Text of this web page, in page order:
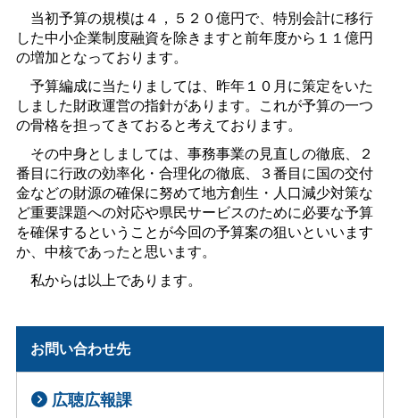
当初予算の規模は４，５２０億円で、特別会計に移行
した中小企業制度融資を除きますと前年度から１１億円
の増加となっております。
予算編成に当たりましては、昨年１０月に策定をいた
しました財政運営の指針があります。これが予算の一つ
の骨格を担ってきておると考えております。
その中身としましては、事務事業の見直しの徹底、２
番目に行政の効率化・合理化の徹底、３番目に国の交付
金などの財源の確保に努めて地方創生・人口減少対策な
ど重要課題への対応や県民サービスのために必要な予算
を確保するということが今回の予算案の狙いといいます
か、中核であったと思います。
私からは以上であります。
お問い合わせ先
広聴広報課